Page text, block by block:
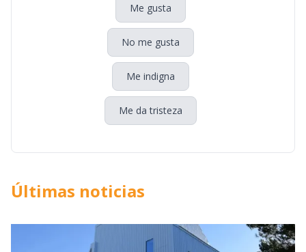
Me gusta
No me gusta
Me indigna
Me da tristeza
Últimas noticias